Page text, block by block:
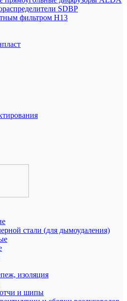
SDBP
фильтром Н13
стали (для дымоудаления)
изоляция
и шипы